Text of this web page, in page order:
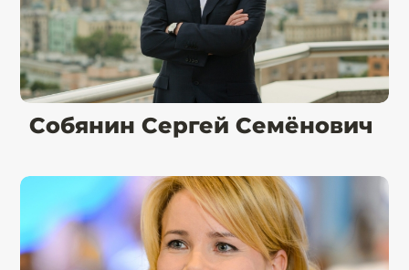
Собянин Сергей Семёнович